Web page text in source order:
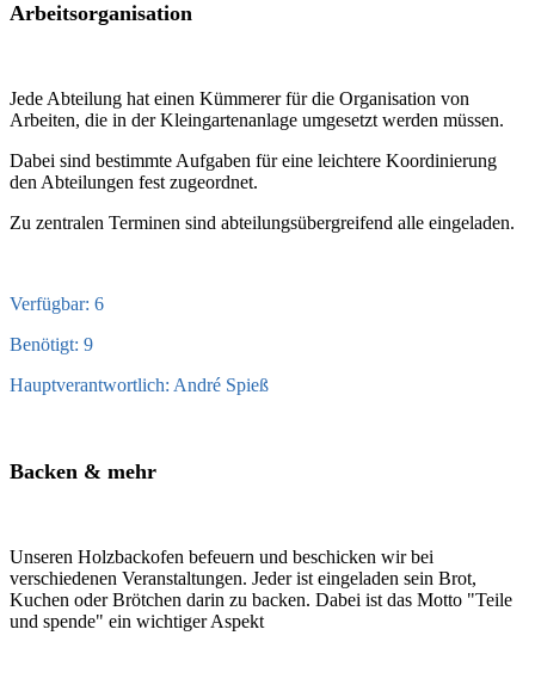
Arbeitsorganisation
Jede Abteilung hat einen Kümmerer für die Organisation von
Arbeiten, die in der Kleingartenanlage umgesetzt werden müssen.
Dabei sind bestimmte Aufgaben für eine leichtere Koordinierung
den Abteilungen fest zugeordnet.
Zu zentralen Terminen sind abteilungsübergreifend alle eingeladen.
Verfügbar: 6
Benötigt: 9
Hauptverantwortlich: André Spieß
Backen & mehr
Unseren Holzbackofen befeuern und beschicken wir bei
verschiedenen Veranstaltungen. Jeder ist eingeladen sein Brot,
Kuchen oder Brötchen darin zu backen. Dabei ist das Motto "Teile
und spende" ein wichtiger Aspekt